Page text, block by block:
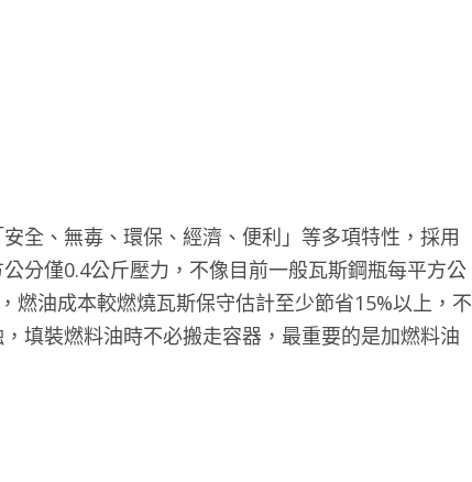
全、無毐、環保、經濟、便利」等多項特性，採用
分僅0.4公斤壓力，不像目前一般瓦斯鋼瓶每平方公
燃油成本較燃燒瓦斯保守估計至少節省15%以上，不
填裝燃料油時不必搬走容器，最重要的是加燃料油